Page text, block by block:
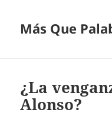
Más Que
¿La
Alonso?